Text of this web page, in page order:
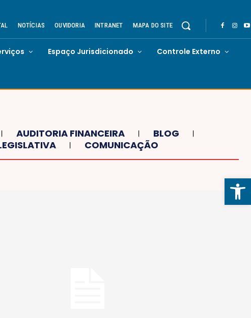
Abrir
NOTÍCIAS OUVIDORIA INTRANET MAPA DO SITE
Espaço Jurisdicionado Controle Externo
AUDITORIA FINANCEIRA
BLOG
COMUNICAÇÃO